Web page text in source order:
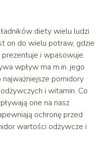
diety wielu ludzi
on do wielu potraw, gdzie
i wpasowuje.
wpływ ma m.in. jego
najważniejsze pomidory
i witamin. Co
one na nasz
ochronę przed
wartości odżywcze i